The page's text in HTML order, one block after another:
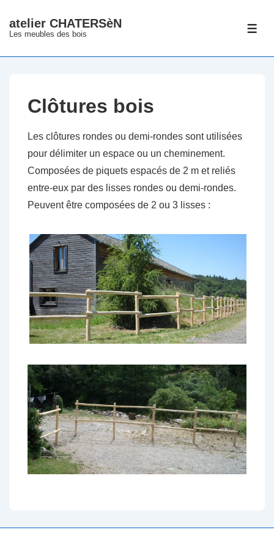
passer
contenu
atelier CHATERSèN
Les meubles des bois
Clôtures bois
Les clôtures rondes ou demi-rondes sont utilisées
pour délimiter un espace ou un cheminement.
Composées de piquets espacés de 2 m et reliés
entre-eux par des lisses rondes ou demi-rondes.
Peuvent être composées de 2 ou 3 lisses :